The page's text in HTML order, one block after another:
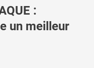
:
un meilleur